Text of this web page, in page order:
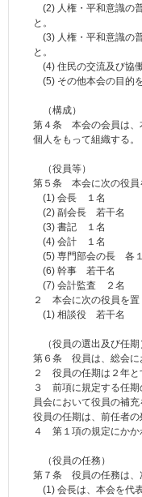
(2) 人権・平和意識の
と。
(3) 人権・平和意識の
と。
(4) 住民の交流及び協
(5) その他本会の目的
（構成）
第４条 本会の会員は、
個人をもって組織する。
（役員等）
第５条 本会に次の役員
(1) 会長 １名
(2) 副会長 若干名
(3) 書記 １名
(4) 会計 １名
(5) 専門部会の長 各
(6) 幹事 若干名
(7) 会計監査 ２名
２ 本会に次の役員を置
(1) 相談役 若干名
（役員の選出及び任期
第６条 役員は、総会に
２ 役員の任期は２年と
３ 前項に規定する任期
員会において役員の補
役員の任期は、前任者の
４ 第１項の規定にかか
（役員の任務）
第７条 役員の任務は、
(1) 会長は、本会を代